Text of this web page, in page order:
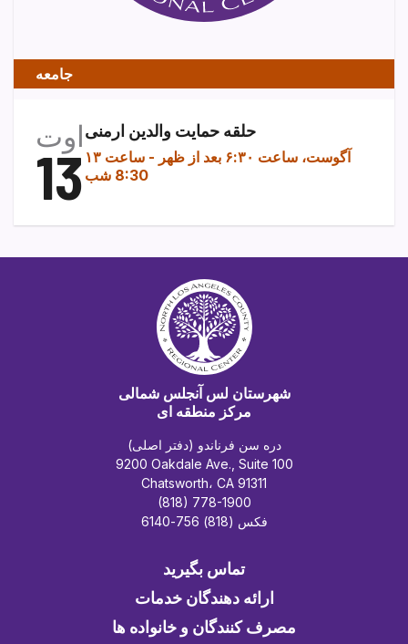
جامعه
اوت
13
حلقه حمایت والدین ارمنی
۱۳ آگوست، ساعت ۶:۳۰ بعد از ظهر - ساعت
8:30 شب
شهرستان لس آنجلس شمالی
مرکز منطقه ای
دره سن فرناندو (دفتر اصلی)
9200 Oakdale Ave., Suite 100
Chatsworth، CA 91311
(818) 778-1900
فکس (818) 756-6140
تماس بگیرید
ارائه دهندگان خدمات
مصرف کنندگان و خانواده ها